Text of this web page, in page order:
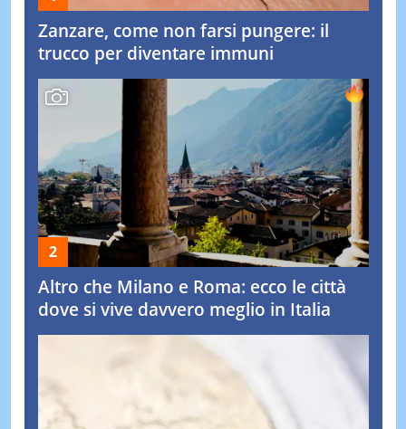
Zanzare, come non farsi pungere: il
trucco per diventare immuni
Altro che Milano e Roma: ecco le città
dove si vive davvero meglio in Italia